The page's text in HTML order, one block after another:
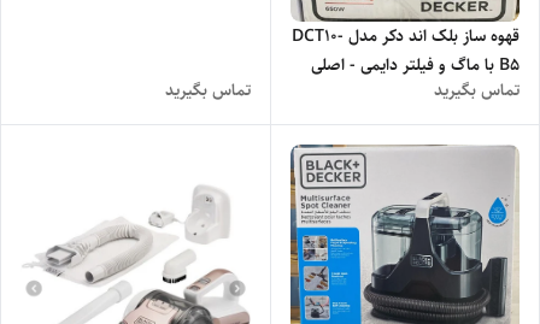
قهوه ساز بلک اند دکر مدل DCT10-
B5 با ماگ و فیلتر دایمی - اصلی
تماس بگیرید
تماس بگیرید